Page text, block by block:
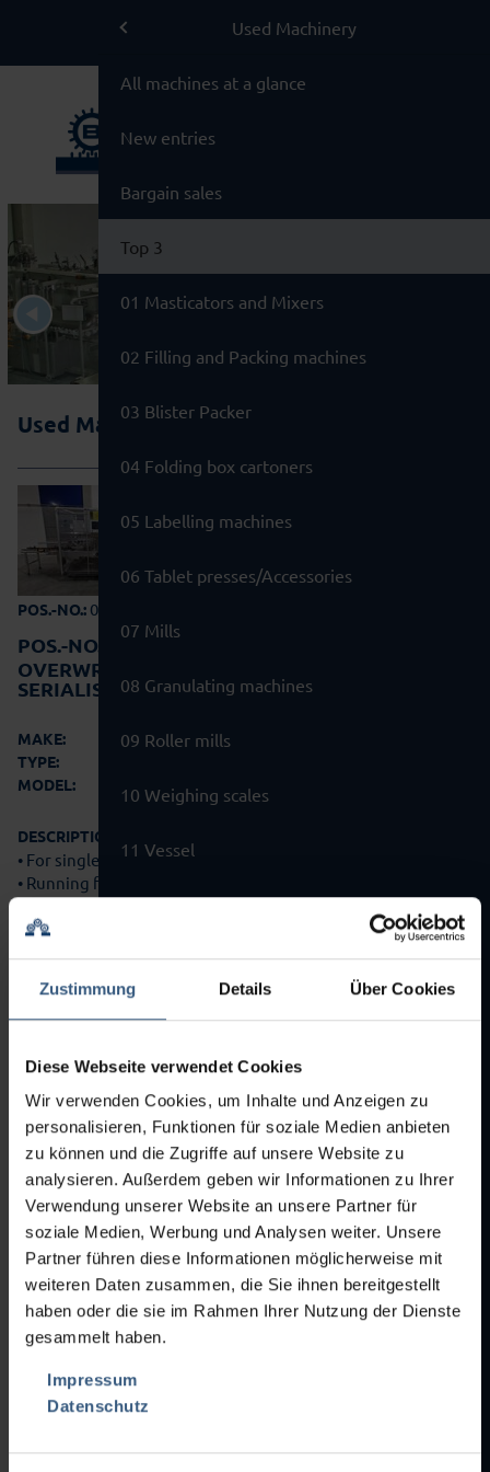
Zustimmung Details Über Cookies
Diese Webseite verwendet Cookies
Wir verwenden Cookies, um Inhalte und Anzeigen zu
personalisieren, Funktionen für soziale Medien anbieten
zu können und die Zugriffe auf unsere Website zu
analysieren. Außerdem geben wir Informationen zu Ihrer
Verwendung unserer Website an unsere Partner für
soziale Medien, Werbung und Analysen weiter. Unsere
Partner führen diese Informationen möglicherweise mit
weiteren Daten zusammen, die Sie ihnen bereitgestellt
haben oder die sie im Rahmen Ihrer Nutzung der Dienste
gesammelt haben.
Impressum
Datenschutz
Used Machinery / Top 3
POS.-NO.:02-0768
POS.-NO.:
02-0768
OVERWRAPPING MACHINE WITH LABEL
SERIALISATION KIT
MAKE: Pester
TYPE:
MODEL:
DESCRIPTION:
• For single and multiple containers with straight infeed
• Running from left to right
• For PP films
• Output max. 22…
02-0768 layout_1.pdf
PDF-DOWNLOAD:
02-0768 layout_2.pdf
POS.-NO.:05-0177
POS.-NO.:
05-0177
LABELLING MACHINE FOR
AMPOULES/VIALS/CARTRIDGES
Used Machinery
Brands
Used Machinery
All machines at a glance
New entries
Bargain sales
Top 3
01 Masticators and Mixers
02 Filling and Packing machines
03 Blister Packer
04 Folding box cartoners
05 Labelling machines
06 Tablet presses/Accessories
07 Mills
08 Granulating machines
09 Roller mills
10 Weighing scales
11 Vessel
12 Drying chambers
13 Complete lines and Plants
14 Color/Lacquer machines
99 Miscellaneous